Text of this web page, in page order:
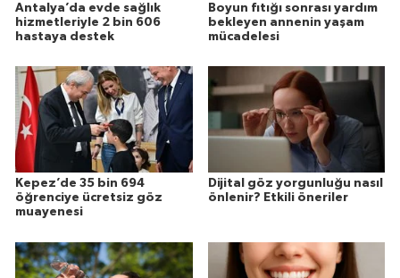
Antalya’da evde sağlık
hizmetleriyle 2 bin 606
hastaya destek
Boyun fıtığı sonrası yardım
bekleyen annenin yaşam
mücadelesi
Kepez’de 35 bin 694
öğrenciye ücretsiz göz
muayenesi
Dijital göz yorgunluğu nasıl
önlenir? Etkili öneriler